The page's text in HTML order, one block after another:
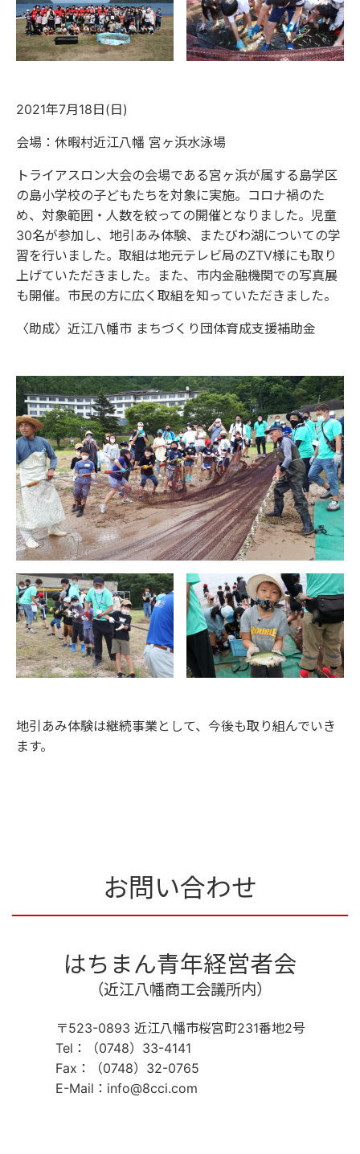
2021年7月18日(日)
会場：休暇村近江八幡 宮ヶ浜水泳場
トライアスロン大会の会場である宮ヶ浜が属する島学区
の島小学校の子どもたちを対象に実施。コロナ禍のた
め、対象範囲・人数を絞っての開催となりました。児童
30名が参加し、地引あみ体験、またびわ湖についての学
習を行いました。取組は地元テレビ局のZTV様にも取り
上げていただきました。また、市内金融機関での写真展
も開催。市民の方に広く取組を知っていただきました。
〈助成〉近江八幡市 まちづくり団体育成支援補助金
地引あみ体験は継続事業として、今後も取り組んでいき
ます。
お問い合わせ
はちまん青年経営者会
（近江八幡商工会議所内）
〒523-0893 近江八幡市桜宮町231番地2号
Tel：（0748）33-4141
Fax：（0748）32-0765
E-Mail：info@8cci.com